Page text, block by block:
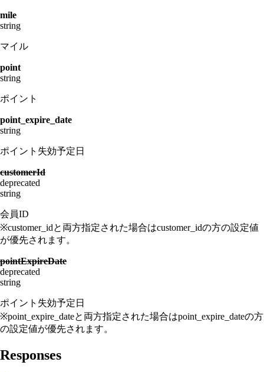
mile
string
マイル
point
string
ポイント
point_expire_date
string
ポイント失効予定日
customerId
deprecated
string
会員ID
※customer_idと両方指定された場合はcustomer_idの方の設定値
が優先されます。
pointExpireDate
deprecated
string
ポイント失効予定日
※point_expire_dateと両方指定された場合はpoint_expire_dateの方
の設定値が優先されます。
Responses